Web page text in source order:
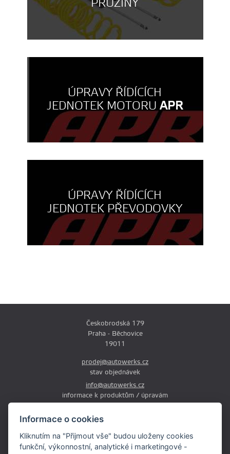
Informace o cookies
Kliknutím na "Přijmout vše" budou uloženy cookies
funkční, výkonnostní, analytické i marketingové -
PRUŽINY
ÚPRAVY ŘÍDÍCÍCH
JEDNOTEK MOTORUAPR
ÚPRAVY ŘÍDÍCÍCH
JEDNOTEK PŘEVODOVKY
Českobrodská 179
Praha - Běchovice
19011
prodej@autowerks.cz
stav objednávek
info@autowerks.cz
informace k produktům / úpravám
Pá: 9:00-12:00 a 13:00-16:00